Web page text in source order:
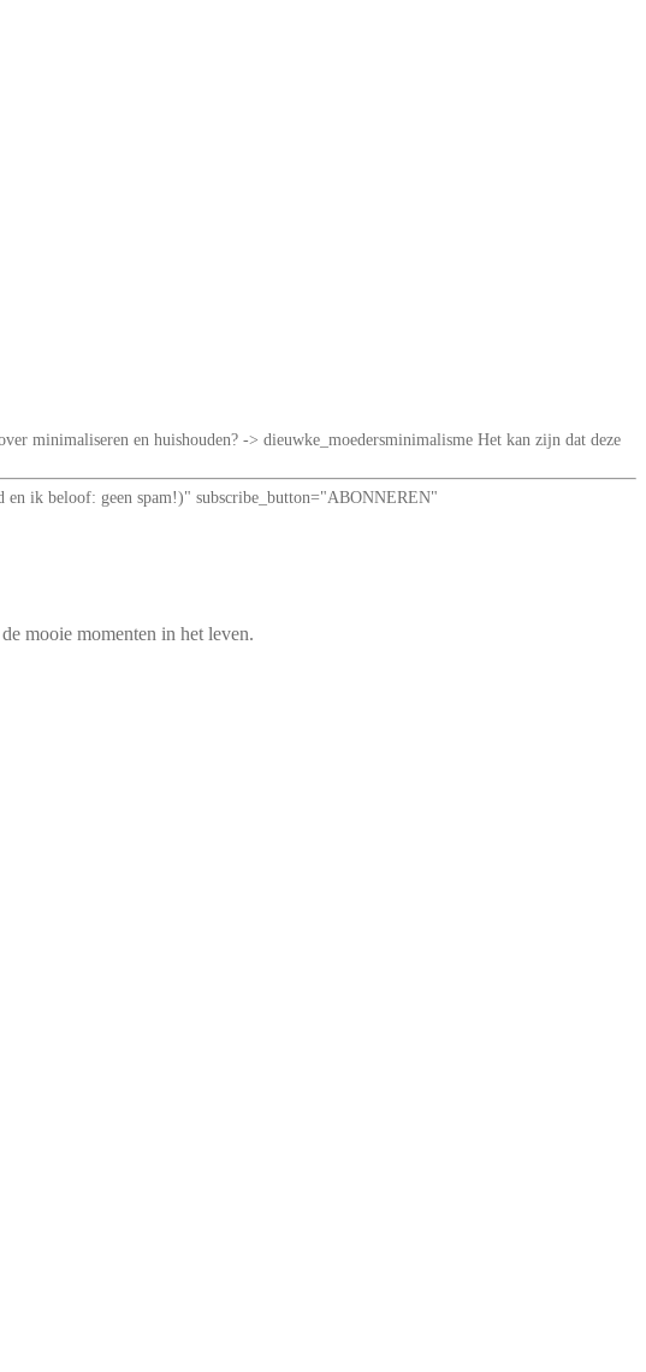
minimaliseren en huishouden? -> dieuwke_moedersminimalisme Het kan zijn dat deze
ik beloof: geen spam!)" subscribe_button="ABONNEREN"
mooie momenten in het leven.